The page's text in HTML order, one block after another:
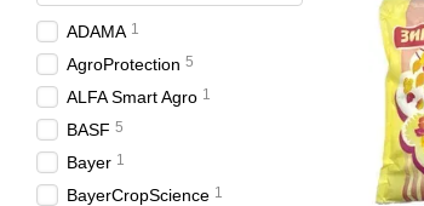
ADAMA 1
AgroProtection 5
ALFA Smart Agro 1
BASF 5
Bayer 1
BayerCropScience 1